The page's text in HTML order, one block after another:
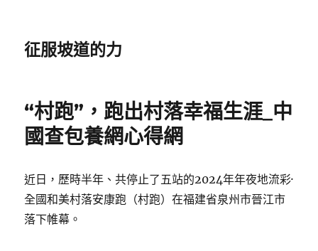
征服坡道的力
“村跑”，跑出村落幸福生涯_中
國查包養網心得網
近日，歷時半年、共停止了五站的2024年年夜地流彩·
全國和美村落安康跑（村跑）在福建省泉州市晉江市
落下帷幕。